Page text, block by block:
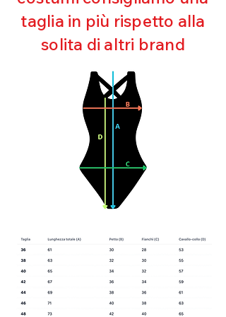
Asciugatura rapida
Bielastico
taglia in più rispetto alla
solita di altri brand